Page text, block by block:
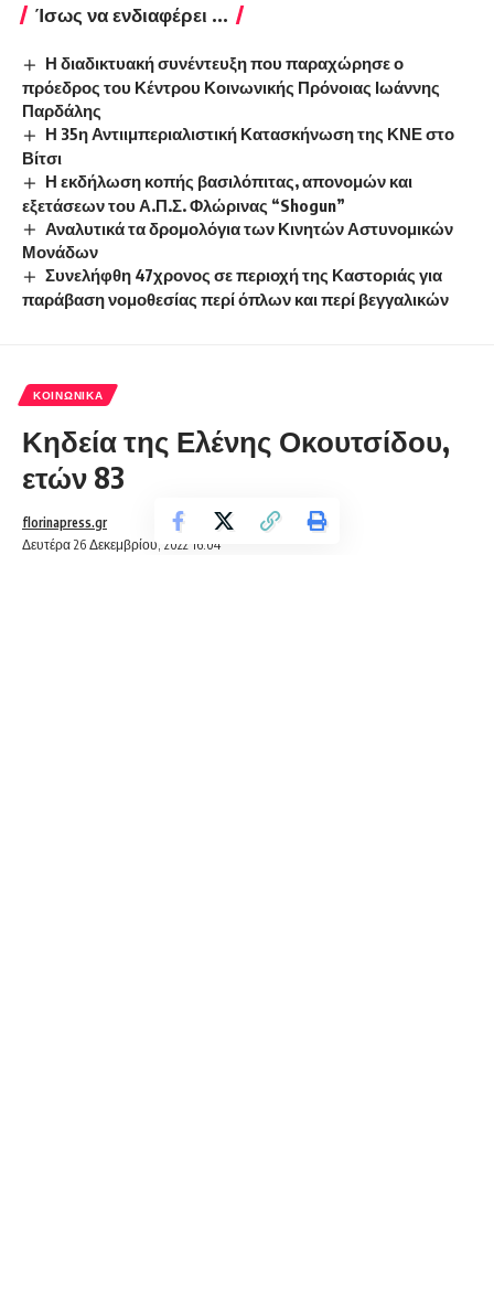
Ίσως να ενδιαφέρει ...
Η διαδικτυακή συνέντευξη που παραχώρησε ο
πρόεδρος του Κέντρου Κοινωνικής Πρόνοιας Ιωάννης
Παρδάλης
Η 35η Αντιιμπεριαλιστική Κατασκήνωση της ΚΝΕ στο
Βίτσι
Η εκδήλωση κοπής βασιλόπιτας, απονομών και
εξετάσεων του Α.Π.Σ. Φλώρινας “Shogun”
Αναλυτικά τα δρομολόγια των Κινητών Αστυνομικών
Μονάδων
Συνελήφθη 47χρονος σε περιοχή της Καστοριάς για
παράβαση νομοθεσίας περί όπλων και περί βεγγαλικών
ΚΟΙΝΩΝΙΚΆ
Κηδεία της Ελένης Οκουτσίδου,
ετών 83
Δευτέρα 26 Δεκεμβρίου, 2022 16:04
florinapress.gr